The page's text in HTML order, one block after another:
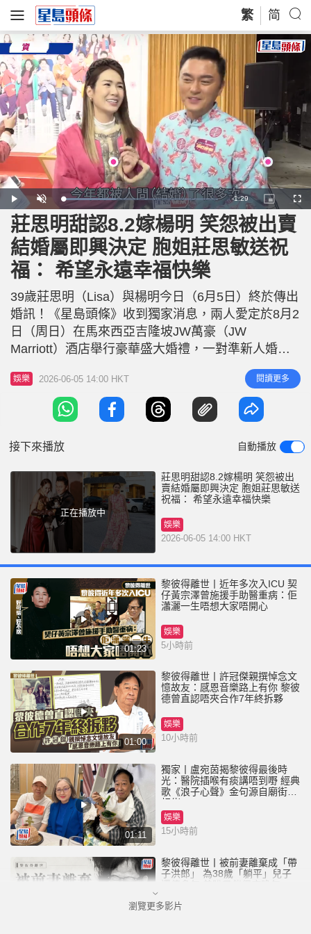
繁 简
P
l
a
y
U
n
m
u
t
e
L
o
a
d
e
d
:
3
4
.
4
2
R
e
m
n
n
-1:29
P
i
c
t
u
e
-
c
t
r
e
F
u
莊思明甜認8.2嫁楊明 笑怨被出賣
結婚屬即興決定 胞姐莊思敏送祝
福： 希望永遠幸福快樂
39歲莊思明（Lisa）與楊明今日（6月5日）終於傳出
婚訊！《星島頭條》收到獨家消息，兩人愛定於8月2
日（周日）在馬來西亞吉隆坡JW萬豪（JW
Marriott）酒店舉行豪華盛大婚禮，一對準新人婚禮
喜帖亦首度流出。據悉，這對新人為保密婚訊可謂
「出盡古惑」，不惜借愛犬過橋，但喜訊最終亦被曝
光。 莊思明指結婚是好即興決定 準新娘莊思明以短
訊回覆《星島頭條》多謝大家的祝福：「冇諗過咁快
娛樂 2026-06-05 14:00 HKT 閱讀更多
接下來播放 自動播放
正在播放中
莊思明甜認8.2嫁楊明 笑怨被出
賣結婚屬即興決定 胞姐莊思敏送
祝福： 希望永遠幸福快樂
娛樂
2026-06-05 14:00 HKT
01:23
黎彼得離世丨近年多次入ICU 契
仔黃宗澤曾施援手助醫重病：佢
瀟灑一生唔想大家唔開心
娛樂
5小時前
01:00
黎彼得離世丨許冠傑親撰悼念文
憶故友：感恩音樂路上有你 黎彼
德曾直認唔夾合作7年終拆夥
娛樂
10小時前
01:11
獨家丨盧宛茵揭黎彼得最後時
光：醫院插喉有痰講唔到嘢 經典
歌《浪子心聲》金句源自廟街睇
相佬
娛樂
15小時前
黎彼得離世丨被前妻離棄成「帶
子洪郎」 為38歲「躺平」兒子
娛樂
瀏覽更多影片